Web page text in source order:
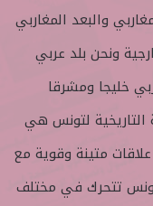
والبعد المغاربي
ونحن بلد عربي
خليجا ومشرقا
التاريخية لتونس هي
متينة وقوية مع
تتحرك في مختلف